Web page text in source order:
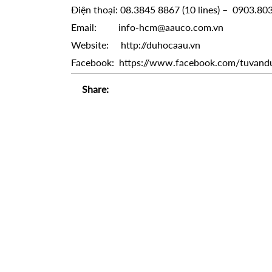
Điện thoại: 08.3845 8867 (10 lines) –
Email: info-hcm@aauco.com.vn
Website: http://duhocaau.vn
Facebook: https://www.facebook.com/
Share: